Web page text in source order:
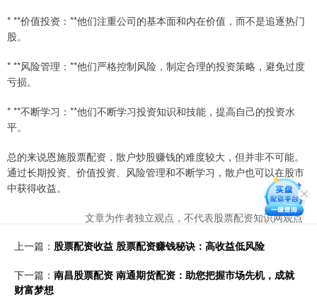
* **价值投资：**他们注重公司的基本面和内在价值，而不是追逐热门
股。
* **风险管理：**他们严格控制风险，制定合理的投资策略，避免过度
亏损。
* **不断学习：**他们不断学习投资知识和技能，提高自己的投资水
平。
总的来说恩施股票配资，散户炒股赚钱的难度较大，但并非不可能。
通过长期投资、价值投资、风险管理和不断学习，散户也可以在股市
中获得收益。
文章为作者独立观点，不代表股票配资知识网观点
上一篇： 股票配资收益 股票配资赚钱秘诀：高收益低风险
下一篇： 南昌股票配资 南通期货配资：助您把握市场先机，成就
财富梦想